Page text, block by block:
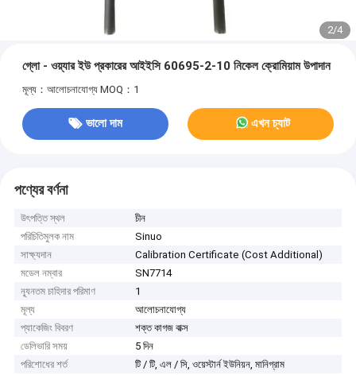
2/4
গ্লো - ওয়্যার ইউ প্রকারের আইইসি 60695-2-10 নিকেল ক্রোমিয়াম উপাদান
মূল্য：আলোচনাযোগ্য MOQ：1
ভালো দাম এখন চ্যাট
পণ্যের বর্ণনা
উৎপত্তি স্থল
চীন
পরিচিতিমুলক নাম
Sinuo
সাক্ষ্যদান
Calibration Certificate (Cost Additional)
মডেল নম্বার
SN7714
ন্যূনতম চাহিদার পরিমাণ
1
মূল্য
আলোচনাযোগ্য
প্যাকেজিং বিবরণ
শক্ত কাগজ বাক্স
ডেলিভারি সময়
5 দিন
পরিশোধের শর্ত
টি / টি, এল / সি, ওয়েস্টার্ন ইউনিয়ন, মানিগ্রাম